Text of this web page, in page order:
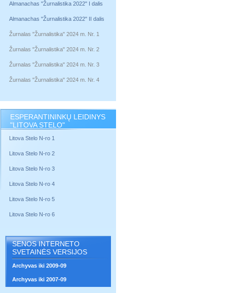
Almanachas "Žurnalistika 2022" I dalis
Almanachas "Žurnalistika 2022" II dalis
Žurnalas "Žurnalistika" 2024 m. Nr. 1
Žurnalas "Žurnalistika" 2024 m. Nr. 2
Žurnalas "Žurnalistika" 2024 m. Nr. 3
Žurnalas "Žurnalistika" 2024 m. Nr. 4
ESPERANTININKŲ LEIDINYS
"LITOVA STELO"
Litova Stelo N-ro 1
Litova Stelo N-ro 2
Litova Stelo N-ro 3
Litova Stelo N-ro 4
Litova Stelo N-ro 5
Litova Stelo N-ro 6
SENOS INTERNETO
SVETAINĖS VERSIJOS
Archyvas iki 2009-09
Archyvas iki 2007-09